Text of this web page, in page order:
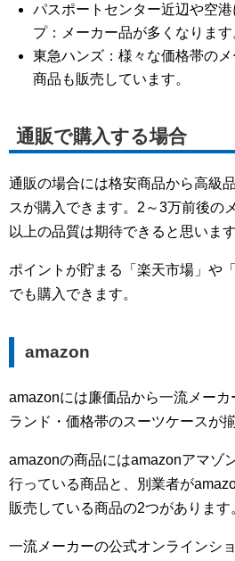
パスポートセンター近辺や空
プ：メーカー品が多くなります
東急ハンズ：様々な価格帯の
商品も販売しています。
通販で購入する場合
通販の場合には格安商品から高級
スが購入できます。2～3万前後の
以上の品質は期待できると思います
ポイントが貯まる「楽天市場」や
でも購入できます。
amazon
amazonには廉価品から一流メー
ランド・価格帯のスーツケースが
amazonの商品にはamazonアマゾ
行っている商品と、別業者が
販売している商品の2つがあります
一流メーカーの公式オンラインシ